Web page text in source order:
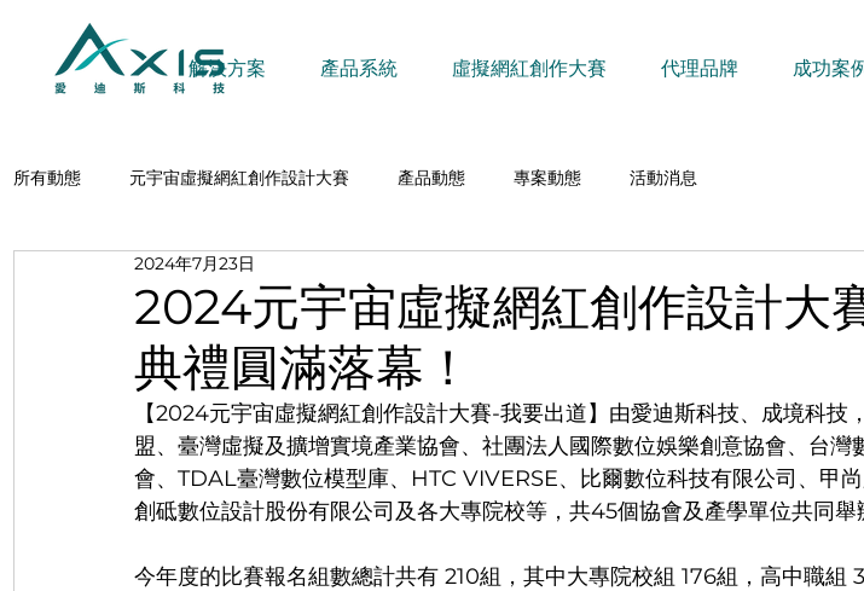
解決方案 產品系統 虛擬網紅創作大賽 代理品牌 成功案
所有動態 元宇宙虛擬網紅創作設計大賽 產品動態 專案動態 活動消息
2024元宇宙虛擬網紅創作設計大
典禮圓滿落幕！
2024年7月23日
【2024元宇宙虛擬網紅創作設計大賽-我要出道】由愛迪斯科技、成境科技
盟、臺灣虛擬及擴增實境產業協會、社團法人國際數位娛樂創意協會、台灣
會、TDAL臺灣數位模型庫、HTC VIVERSE、比爾數位科技有限公司、甲尚
創砥數位設計股份有限公司及各大專院校等，共45個協會及產學單位共同舉
今年度的比賽報名組數總計共有 210組，其中大專院校組 176組，高中職組